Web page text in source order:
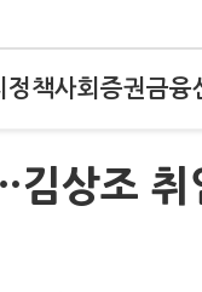
정책사회 증권금융
상조 취